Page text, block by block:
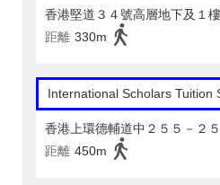
香港堅道３４號高層地下及１
距離 330m
International Scholars Tuition
香港上環德輔道中２５５－２
距離 450m